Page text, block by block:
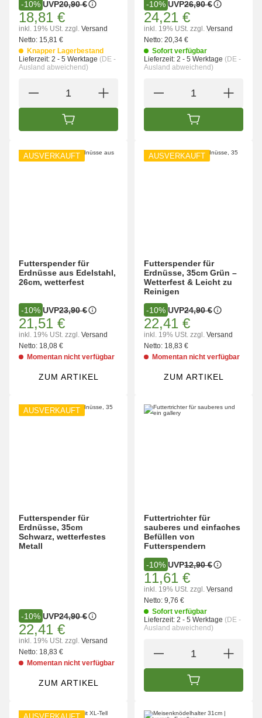
-10% UVP20,90 €
18,81 €
inkl. 19% USt. zzgl. Versand
Netto: 15,81 €
Knapper Lagerbestand
Lieferzeit: 2 - 5 Werktage (DE -
Ausland abweichend)
IN DEN WARENKORB
-10% UVP26,90 €
24,21 €
inkl. 19% USt. zzgl. Versand
Netto: 20,34 €
Sofort verfügbar
Lieferzeit: 2 - 5 Werktage (DE -
Ausland abweichend)
IN DEN
AUSVERKAUFT
Futterspender für
Erdnüsse aus Edelstahl,
26cm, wetterfest
-10% UVP23,90 €
21,51 €
inkl. 19% USt. zzgl. Versand
Netto: 18,08 €
Momentan nicht verfügbar
ZUM ARTIKEL
AUSVERKAUFT
Futterspender für
Erdnüsse, 35cm Grün –
Wetterfest & Leicht zu
Reinigen
-10% UVP24,90 €
22,41 €
inkl. 19% USt. zzgl. Versand
Netto: 18,83 €
Momentan nicht verfügbar
ZUM ARTIKEL
AUSVERKAUFT
Futterspender für
Erdnüsse, 35cm
Schwarz, wetterfestes
Metall
-10% UVP24,90 €
22,41 €
inkl. 19% USt. zzgl. Versand
Netto: 18,83 €
Momentan nicht verfügbar
ZUM ARTIKEL
Futtertrichter für
sauberes und einfaches
Befüllen von
Futterspendern
-10% UVP12,90 €
11,61 €
inkl. 19% USt. zzgl. Versand
Netto: 9,76 €
Sofort verfügbar
Lieferzeit: 2 - 5 Werktage (DE -
Ausland abweichend)
IN DEN